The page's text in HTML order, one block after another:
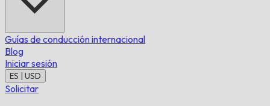
Guías de conducción internacional
Blog
Iniciar sesión
ES | USD
Solicitar